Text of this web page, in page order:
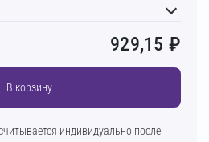
929,15 ₽
В корзину
индивидуально после